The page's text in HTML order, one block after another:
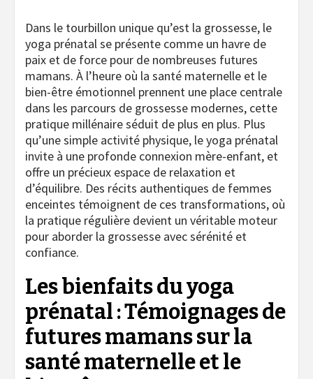
Dans le tourbillon unique qu’est la grossesse, le
yoga prénatal se présente comme un havre de
paix et de force pour de nombreuses futures
mamans. À l’heure où la santé maternelle et le
bien-être émotionnel prennent une place centrale
dans les parcours de grossesse modernes, cette
pratique millénaire séduit de plus en plus. Plus
qu’une simple activité physique, le yoga prénatal
invite à une profonde connexion mère-enfant, et
offre un précieux espace de relaxation et
d’équilibre. Des récits authentiques de femmes
enceintes témoignent de ces transformations, où
la pratique régulière devient un véritable moteur
pour aborder la grossesse avec sérénité et
confiance.
Les bienfaits du yoga
prénatal : Témoignages de
futures mamans sur la
santé maternelle et le